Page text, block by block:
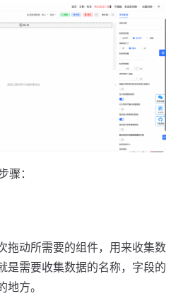
骤：
拖动所需要的组件，用来收集数
是需要收集数据的名称，字段的
方。